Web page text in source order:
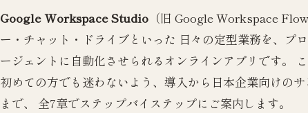
Google Workspace Studio （旧 Google Workspace
ー・チャット・ドライブといった 日々の定型業務を、プ
ージェントに自動化させられるオンラインアプリです。
初めての方でも迷わないよう、導入から日本企業向けの
まで、 全7章でステップバイステップにご案内します。